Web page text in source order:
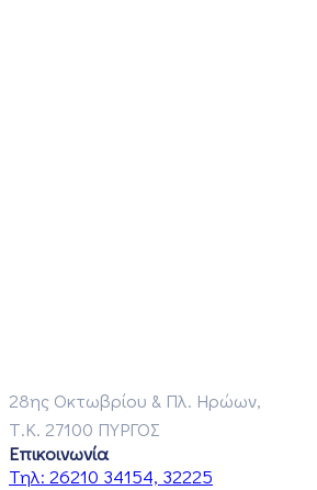
28ης Οκτωβρίου & Πλ. Ηρώων,
Τ.Κ. 27100 ΠΥΡΓΟΣ
Επικοινωνία
Τηλ: 26210 34154, 32225